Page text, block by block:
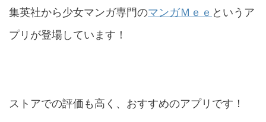
集英社から少女マンガ専門のマンガＭｅｅ というア
プリが登場しています！
ストアでの評価も高く、おすすめのアプリです！